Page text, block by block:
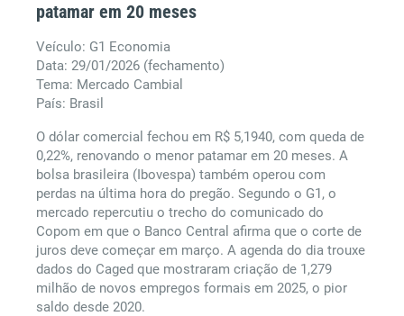
patamar em 20 meses
Veículo: G1 Economia
Data: 29/01/2026 (fechamento)
Tema: Mercado Cambial
País: Brasil
O dólar comercial fechou em R$ 5,1940, com queda de
0,22%, renovando o menor patamar em 20 meses. A
bolsa brasileira (Ibovespa) também operou com
perdas na última hora do pregão. Segundo o G1, o
mercado repercutiu o trecho do comunicado do
Copom em que o Banco Central afirma que o corte de
juros deve começar em março. A agenda do dia trouxe
dados do Caged que mostraram criação de 1,279
milhão de novos empregos formais em 2025, o pior
saldo desde 2020.